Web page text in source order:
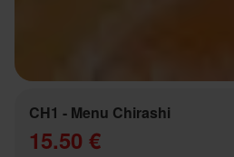
CH1 - Menu Chirashi
15.50 €